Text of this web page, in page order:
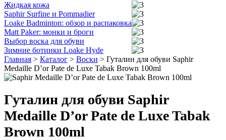
Жидкая кожа
Saphir Surfine и Pommadier
Loake Badminton: обзор и распаковка
Matt Paker: монки и броги
Выбор воска для обуви
Зимние ботинки Loake Hyde
Главная > Каталог > Воски > Гуталин для обуви Saphir
Medaille D’or Pate de Luxe Tabak Brown 100ml
Гуталин для обуви Saphir
Medaille D’or Pate de Luxe Tabak
Brown 100ml